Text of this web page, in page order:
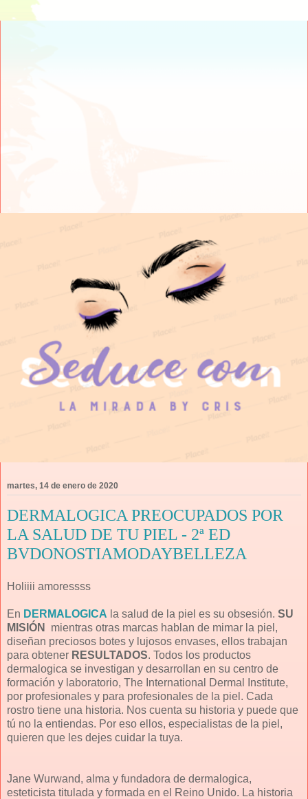
martes, 14 de enero de 2020
DERMALOGICA PREOCUPADOS POR
LA SALUD DE TU PIEL - 2ª ED
BVDONOSTIAMODAYBELLEZA
Holiiii amoressss
En DERMALOGICA la salud de la piel es su obsesión. SU
MISIÓN
mientras otras marcas hablan de mimar la piel,
diseñan preciosos botes y lujosos envases, ellos trabajan
para obtener RESULTADOS. Todos los productos
dermalogica se investigan y desarrollan en su centro de
formación y laboratorio, The International Dermal Institute,
por profesionales y para profesionales de la piel. Cada
rostro tiene una historia. Nos cuenta su historia y puede que
tú no la entiendas. Por eso ellos, especialistas de la piel,
quieren que les dejes cuidar la tuya.
Jane Wurwand, alma y fundadora de dermalogica,
esteticista titulada y formada en el Reino Unido. La historia